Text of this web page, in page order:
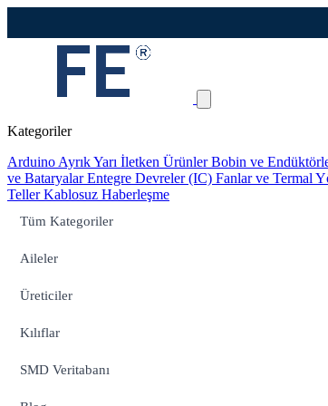
Kategoriler
Arduino Ayrık Yarı İletken ÜrünlerBobin ve
ve BataryalarEntegre Devreler (IC) Fanlar ve Termal
TellerKablosuz Haberleşme
Tüm Kategoriler
Aileler
Üreticiler
Kılıflar
SMD Veritabanı